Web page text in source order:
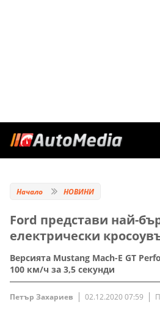
Начало НОВИНИ
Ford представи най-
електрически
Версията Mustang Mach-E GT
100 км/ч за 3,5 секунди
Петър Захариев 02.12.2020 07:59